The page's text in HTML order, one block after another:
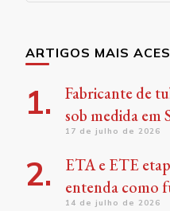
ARTIGOS MAIS
Fabricante de
sob medida em
17 de julho de 2026
ETA e ETE
entenda como
14 de julho de 2026